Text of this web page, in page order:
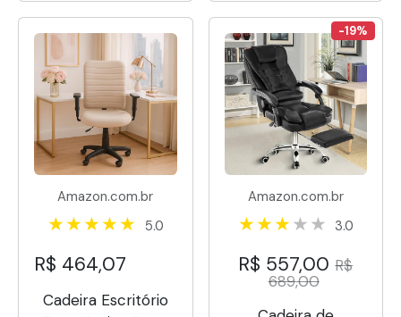
DU355 Viper
Amazon.com.br
5.0
R$ 464,07
Cadeira Escritório
-19%
Amazon.com.br
3.0
R$ 557,00R$
689,00